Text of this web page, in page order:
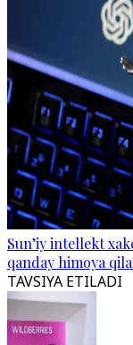
Sun’iy intellekt
qanday himoya
TAVSIYA ETILADI